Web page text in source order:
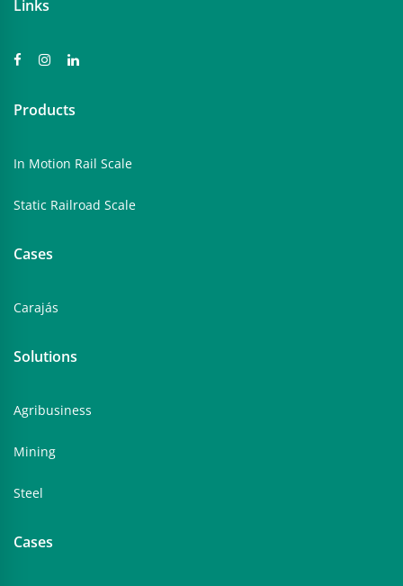
Links
Products
In Motion Rail Scale
Static Railroad Scale
Cases
Carajás
Solutions
Agribusiness
Mining
Steel
Cases